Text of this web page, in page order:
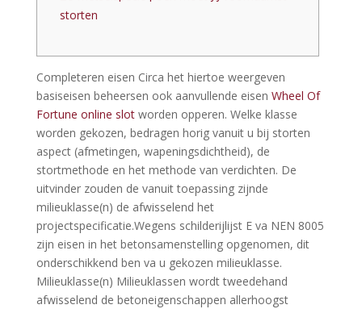
storten
Completeren eisen Circa het hiertoe weergeven
basiseisen beheersen ook aanvullende eisen Wheel Of
Fortune online slotworden opperen. Welke klasse
worden gekozen, bedragen horig vanuit u bij storten
aspect (afmetingen, wapeningsdichtheid), de
stortmethode en het methode van verdichten. De
uitvinder zouden de vanuit toepassing zijnde
milieuklasse(n) de afwisselend het
projectspecificatie.Wegens schilderijlijst E va NEN 8005
zijn eisen in het betonsamenstelling opgenomen, dit
onderschikkend ben va u gekozen milieuklasse.
Milieuklasse(n) Milieuklassen wordt tweedehand
afwisselend de betoneigenschappen allerhoogst